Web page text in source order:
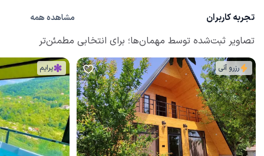
تجربه کاربران مشاهده همه
تصاویر ثبت‌شده توسط مهمان‌ها؛ برای انتخابی مطمئن‌تر
رزرو آنی پرایم